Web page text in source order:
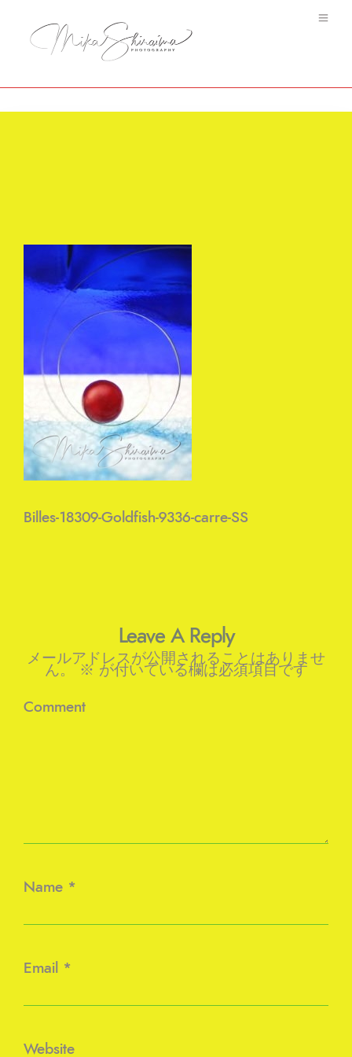
Billes-18309-Goldfish-9336-carre-SS
Leave A Reply
メールアドレスが公開されることはありませ
ん。 ※ が付いている欄は必須項目です
Comment
Name *
Email *
Website